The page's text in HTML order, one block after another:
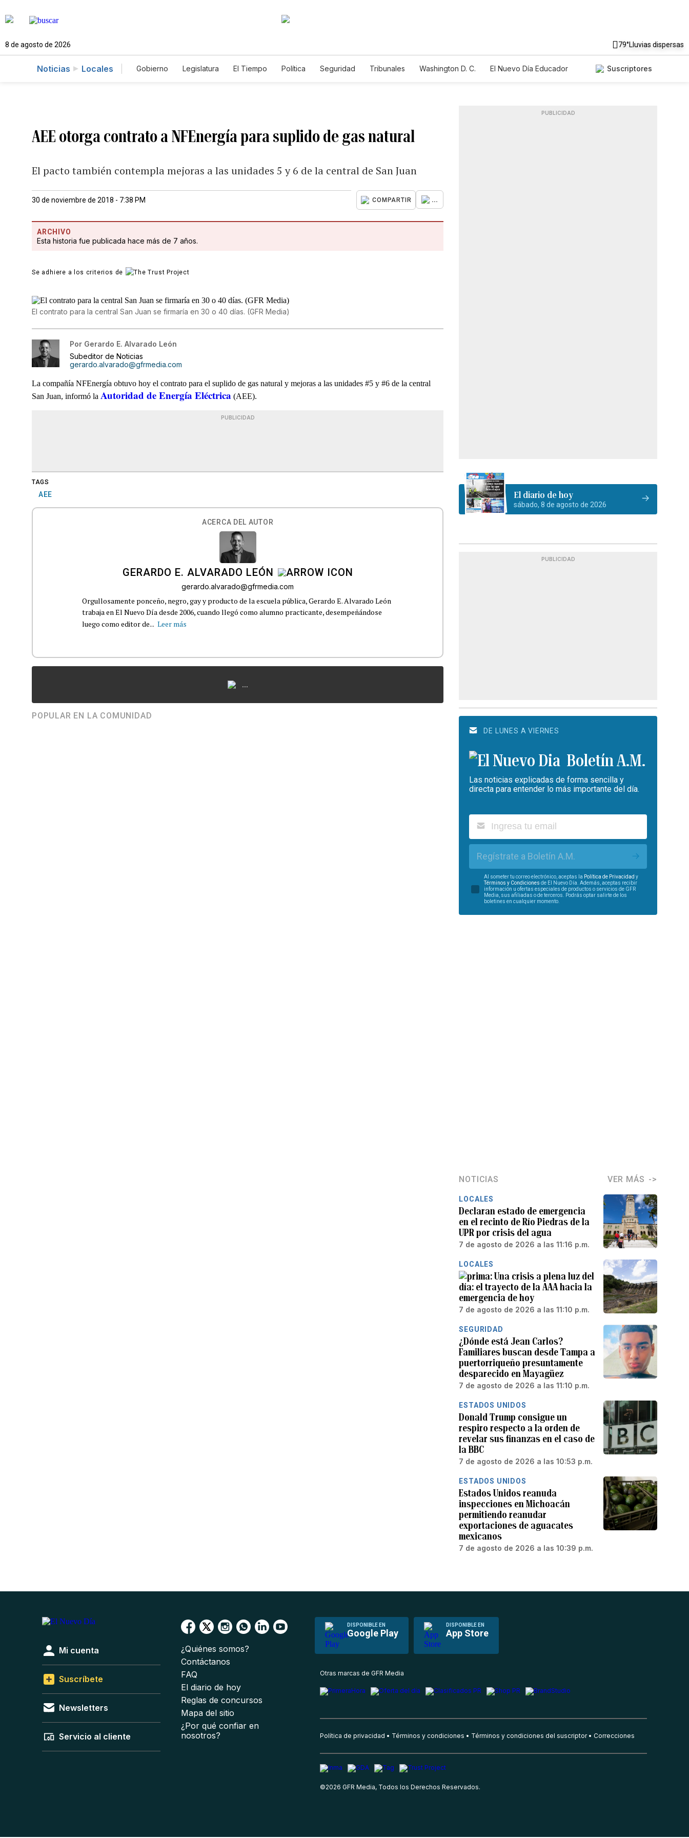
8 de agosto de 2026 79°Lluvias dispersas
Noticias Locales Gobierno Legislatura El Tiempo Política Seguridad Tribunales Washington D. C.
El Nuevo Día Educador
Suscriptores
AEE otorga contrato a NFEnergía para suplido de gas natural
El pacto también contempla mejoras a las unidades 5 y 6 de la central de San Juan
30 de noviembre de 2018 - 7:38 PM COMPARTIR ...
ARCHIVO
Esta historia fue publicada hace más de 7 años.
Se adhiere a los criterios de
El contrato para la central San Juan se firmaría en 30 o 40 días. (GFR Media)
Por Gerardo E. Alvarado León
Subeditor de Noticias
gerardo.alvarado@gfrmedia.com
La compañía NFEnergía obtuvo hoy el contrato para el suplido de gas natural y mejoras a las unidades #5 y #6 de la central
San Juan, informó la Autoridad de Energía Eléctrica (AEE).
PUBLICIDAD
TAGS
AEE
ACERCA DEL AUTOR
GERARDO E. ALVARADO LEÓN
gerardo.alvarado@gfrmedia.com
Orgullosamente ponceño, negro, gay y producto de la escuela pública, Gerardo E. Alvarado León
trabaja en El Nuevo Día desde 2006, cuando llegó como alumno practicante, desempeñándose
luego como editor de... Leer más
...
POPULAR EN LA COMUNIDAD
PUBLICIDAD
El diario de hoy
sábado, 8 de agosto de 2026
PUBLICIDAD
DE LUNES A VIERNES
Boletín A.M.
Las noticias explicadas de forma sencilla y
directa para entender lo más importante del día.
Regístrate a Boletín A.M.
Al someter tu correo electrónico, aceptas la Política de Privacidad y
Términos y Condiciones de El Nuevo Día. Además, aceptas recibir
información u ofertas especiales de productos o servicios de GFR
Media, sus afiliadas o de terceros. Podrás optar salirte de los
boletines en cualquier momento.
NOTICIAS VER MÁS
LOCALES
Declaran estado de emergencia
en el recinto de Río Piedras de la
UPR por crisis del agua
7 de agosto de 2026 a las 11:16 p.m.
LOCALES
Una crisis a plena luz del
día: el trayecto de la AAA hacia la
emergencia de hoy
7 de agosto de 2026 a las 11:10 p.m.
SEGURIDAD
¿Dónde está Jean Carlos?
Familiares buscan desde Tampa a
puertorriqueño presuntamente
desparecido en Mayagüez
7 de agosto de 2026 a las 11:10 p.m.
ESTADOS UNIDOS
Donald Trump consigue un
respiro respecto a la orden de
revelar sus finanzas en el caso de
la BBC
7 de agosto de 2026 a las 10:53 p.m.
ESTADOS UNIDOS
Estados Unidos reanuda
inspecciones en Michoacán
permitiendo reanudar
exportaciones de aguacates
mexicanos
7 de agosto de 2026 a las 10:39 p.m.
DISPONIBLE EN
Google Play
DISPONIBLE EN
App Store
Mi cuenta
Suscríbete
Newsletters
Servicio al cliente
¿Quiénes somos?
Contáctanos
FAQ
El diario de hoy
Reglas de concursos
Mapa del sitio
¿Por qué confiar en
nosotros?
Otras marcas de GFR Media
Política de privacidad Términos y condiciones Términos y condiciones del suscriptor Correcciones
©2026 GFR Media, Todos los Derechos Reservados.